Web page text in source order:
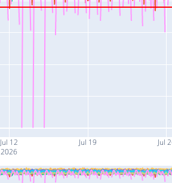
Jul 12
2026
Jul 19 Jul